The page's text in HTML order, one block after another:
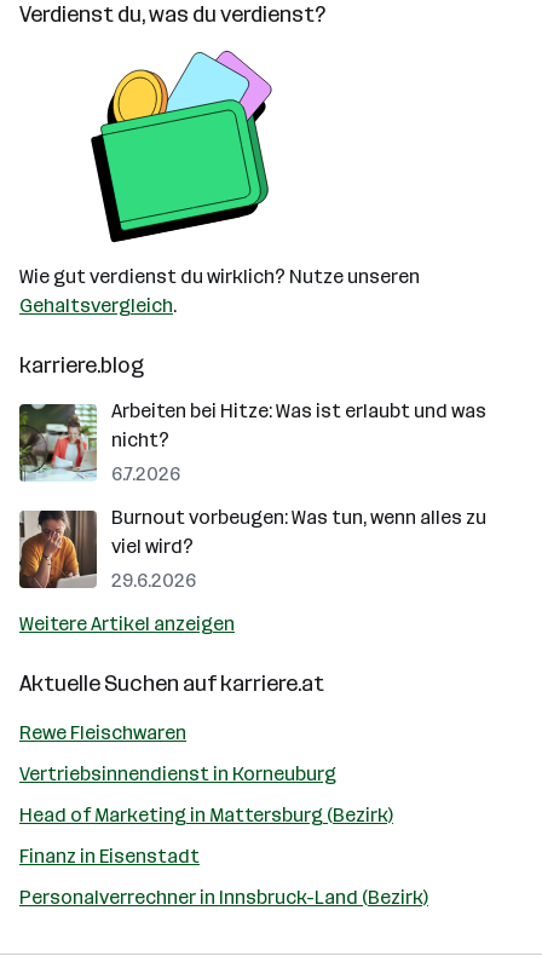
Verdienst du, was du verdienst?
Wie gut verdienst du wirklich? Nutze unseren
Gehaltsvergleich.
karriere.blog
Arbeiten bei Hitze: Was ist erlaubt und was
nicht?
6.7.2026
Burnout vorbeugen: Was tun, wenn alles zu
viel wird?
29.6.2026
Weitere Artikel anzeigen
Aktuelle Suchen aufkarriere.at
Rewe Fleischwaren
Vertriebsinnendienst in Korneuburg
Head of Marketing in Mattersburg (Bezirk)
Finanz in Eisenstadt
Personalverrechner in Innsbruck-Land (Bezirk)